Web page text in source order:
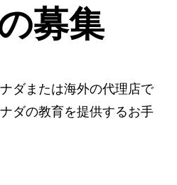
募集
ダまたは海外の代理店で
ダの教育を提供するお手